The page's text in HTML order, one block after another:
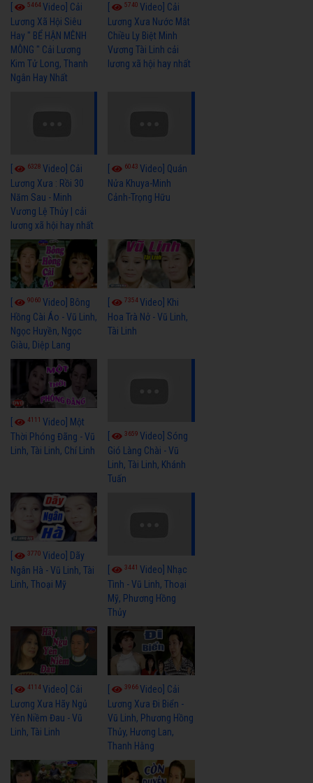
5464Video] Cải
Lương Xã Hội Siêu
Hay " BỂ HẬN MÊNH
MÔNG " Cải Lương
Kim Tử Long, Thanh
Ngân Hay Nhất
5740Video] Cải
Lương Xưa Nước Mắt
Chiều Ly Biệt Minh
Vương Tài Linh cải
lương xã hội hay nhất
6328 Video] Cải
Lương Xưa : Rồi 30
Năm Sau - Minh
Vương Lệ Thủy | cải
lương xã hội hay nhất
6043Video] Quán
Nửa Khuya-Minh
Cảnh-Trọng Hữu
9060 Video] Bông
Hồng Cài Áo - Vũ Linh,
Ngọc Huyền, Ngọc
Giàu, Diệp Lang
7354Video] Khi
Hoa Trà Nở - Vũ Linh,
Tài Linh
4111 Video] Một
Thời Phóng Đãng - Vũ
Linh, Tài Linh, Chí Linh
3659Video] Sóng
Gió Làng Chài - Vũ
Linh, Tài Linh, Khánh
Tuấn
3770 Video] Dãy
Ngân Hà - Vũ Linh, Tài
Linh, Thoại Mỹ
3441Video] Nhạc
Tình - Vũ Linh, Thoại
Mỹ, Phương Hồng
Thủy
4114Video] Cải
Lương Xưa Hãy Ngủ
Yên Niềm Đau - Vũ
Linh, Tài Linh
3966Video] Cải
Lương Xưa Đi Biển -
Vũ Linh, Phương Hồng
Thủy, Hương Lan,
Thanh Hằng